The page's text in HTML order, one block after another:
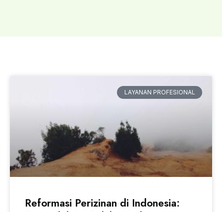
LAYANAN PROFESIONAL
Reformasi Perizinan di Indonesia: